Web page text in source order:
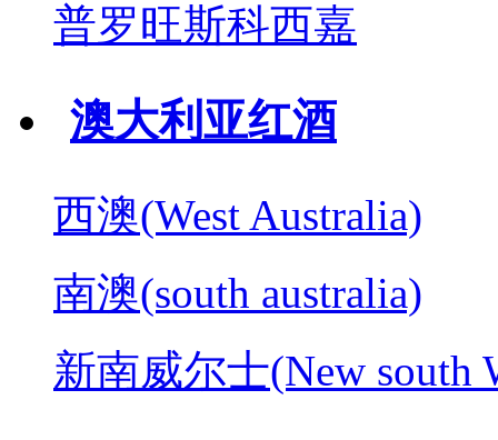
普罗旺斯科西嘉
澳大利亚红酒
西澳(West Australia)
南澳(south australia)
新南威尔士(New south